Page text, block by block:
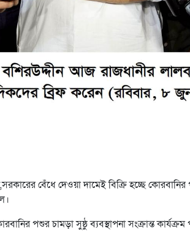
বেঁধে দেওয়া দামেই বিক্রি হচ্ছে
পশুর চামড়া সুষ্ঠু ব্যবস্থাপনা সংক্রান্ত